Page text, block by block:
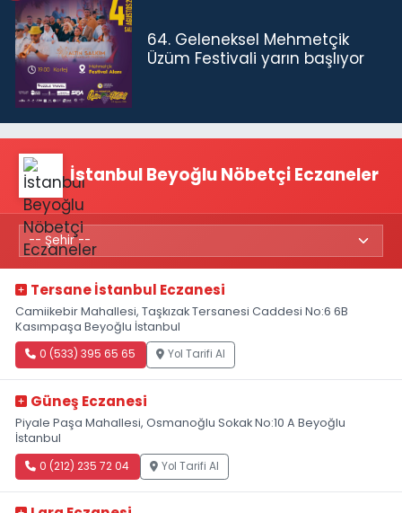
64. Geleneksel Mehmetçik
Üzüm Festivali yarın başlıyor
İstanbul Beyoğlu Nöbetçi Eczaneler
Tersane İstanbul Eczanesi
Camiikebir Mahallesi, Taşkızak Tersanesi Caddesi No:6 6B
Kasımpaşa Beyoğlu İstanbul
0 (533) 395 65 65 Yol Tarifi Al
Güneş Eczanesi
Piyale Paşa Mahallesi, Osmanoğlu Sokak No:10 A Beyoğlu
İstanbul
0 (212) 235 72 04 Yol Tarifi Al